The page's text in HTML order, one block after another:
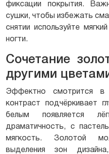
фиксации покрытия.
сушки, чтобы избежать
снятии используйте
ногти.
Сочетание
другими
Эффектно смотрится
контраст подчёркивает
белым появляется
драматичность, с
мягкость. Золотой
выделения зон